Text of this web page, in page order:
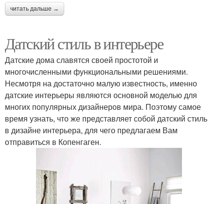
читать дальше →
Датский стиль в интерьере
Датские дома славятся своей простотой и
многочисленными функциональными решениями.
Несмотря на достаточно малую известность, именно
датские интерьеры являются основной моделью для
многих популярных дизайнеров мира. Поэтому самое
время узнать, что же представляет собой датский стиль
в дизайне интерьера, для чего предлагаем Вам
отправиться в Копенгаген.